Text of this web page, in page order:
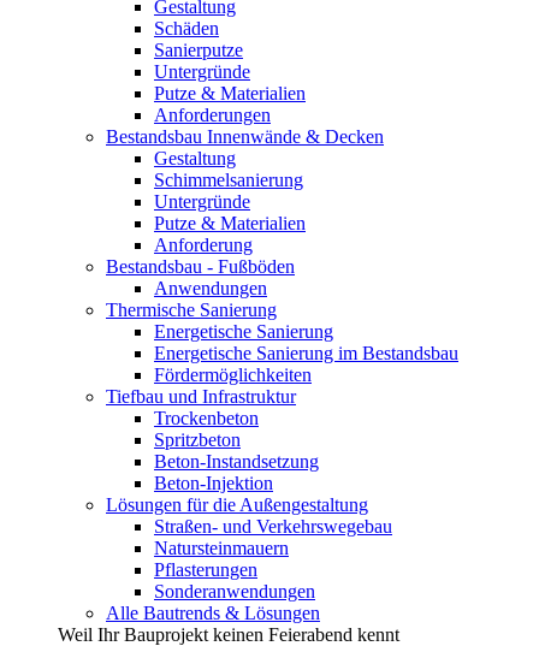
Gestaltung
Schäden
Sanierputze
Untergründe
Putze & Materialien
Anforderungen
Bestandsbau Innenwände & Decken
Gestaltung
Schimmelsanierung
Untergründe
Putze & Materialien
Anforderung
Bestandsbau - Fußböden
Anwendungen
Thermische Sanierung
Energetische Sanierung
Energetische Sanierung im Bestandsbau
Fördermöglichkeiten
Tiefbau und Infrastruktur
Trockenbeton
Spritzbeton
Beton-Instandsetzung
Beton-Injektion
Lösungen für die Außengestaltung
Straßen- und Verkehrswegebau
Natursteinmauern
Pflasterungen
Sonderanwendungen
Alle Bautrends & Lösungen
Weil Ihr Bauprojekt keinen Feierabend kennt